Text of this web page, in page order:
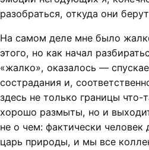
разобраться, откуда они
На самом деле мне было
этого, но как начал
«жалко», оказалось —
сострадания и,
здесь не только границы что-
хорошо размыты, но и
не о чем: фактически
царь природы, и мы все